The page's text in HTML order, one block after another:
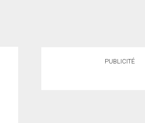
PUBLICITÉ